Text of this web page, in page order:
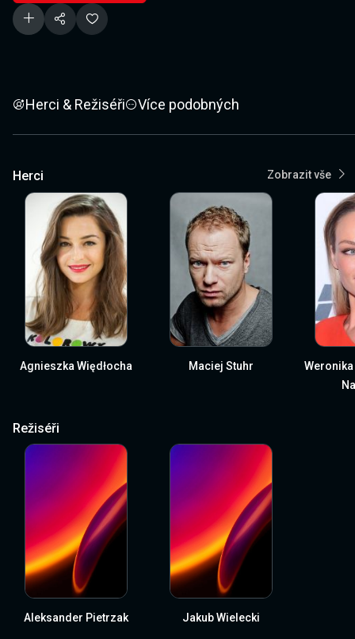
Herci & Režiséři Více podobných
Herci Zobrazit vše
Agnieszka Więdłocha Maciej Stuhr
Režiséři
Aleksander Pietrzak Jakub Wielecki